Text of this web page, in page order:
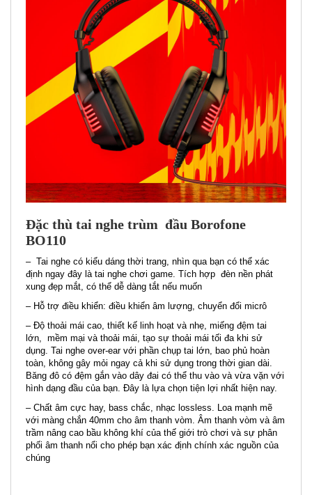
Đặc thù tai nghe trùm đầu Borofone
BO110
– Tai nghe có kiểu dáng thời trang, nhìn qua bạn có thể xác
định ngay đây là tai nghe chơi game. Tích hợp đèn nền phát
xung đẹp mắt, có thể dễ dàng tắt nếu muốn
– Hỗ trợ điều khiển: điều khiển âm lượng, chuyển đổi micrô
– Độ thoải mái cao, thiết kế linh hoạt và nhẹ, miếng đệm tai
lớn, mềm mại và thoải mái, tạo sự thoải mái tối đa khi sử
dụng. Tai nghe over-ear với phần chụp tai lớn, bao phủ hoàn
toàn, không gây mỏi ngay cả khi sử dụng trong thời gian dài.
Băng đô có đệm gắn vào dây đai có thể thu vào và vừa vặn với
hình dạng đầu của bạn. Đây là lựa chọn tiện lợi nhất hiện nay.
– Chất âm cực hay, bass chắc, nhạc lossless. Loa mạnh mẽ
với màng chắn 40mm cho âm thanh vòm. Âm thanh vòm và âm
trầm nâng cao bầu không khí của thế giới trò chơi và sự phân
phối âm thanh nổi cho phép bạn xác định chính xác nguồn của
chúng